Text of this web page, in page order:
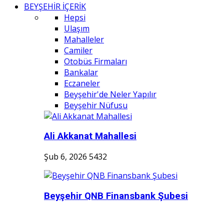
BEYŞEHİR İÇERİK
Hepsi
Ulaşım
Mahalleler
Camiler
Otobüs Firmaları
Bankalar
Eczaneler
Beyşehir'de Neler Yapılır
Beyşehir Nüfusu
Ali Akkanat Mahallesi
Şub 6, 2026 5432
Beyşehir QNB Finansbank Şubesi